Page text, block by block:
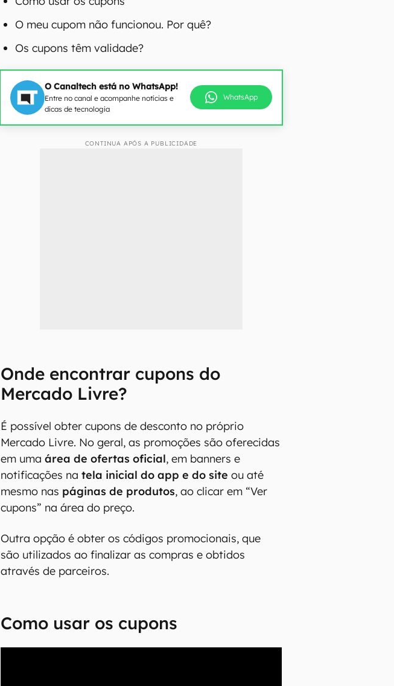
O meu cupom não funcionou. Por quê?
Os cupons têm validade?
O Canaltech está no WhatsApp!
Entre no canal e acompanhe notícias e
dicas de tecnologia
WhatsApp
CONTINUA APÓS A PUBLICIDADE
Onde encontrar cupons do
Mercado Livre?
É possível obter cupons de desconto no próprio
Mercado Livre. No geral, as promoções são oferecidas
em umaárea de ofertas oficial, em banners e
notificações natela inicial do app e do site ou até
mesmo nas páginas de produtos, ao clicar em “Ver
cupons” na área do preço.
Outra opção é obter os códigos promocionais, que
são utilizados ao finalizar as compras e obtidos
através de parceiros.
Como usar os cupons